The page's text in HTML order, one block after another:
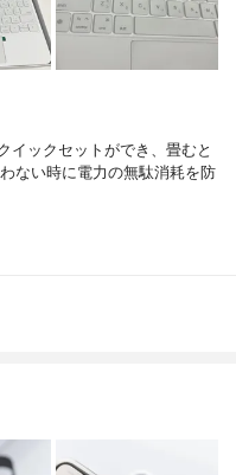
イックセットができ、畳むと
ない時に電力の無駄消耗を防